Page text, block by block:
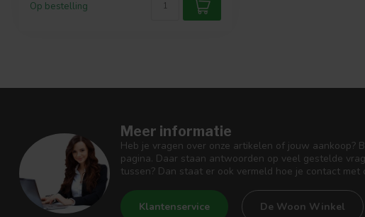
Op bestelling
Meer informatie
Heb je vragen over onze artikelen of jouw aankoop?
pagina. Daar staan antwoorden op veel gestelde
tussen? Dan staat er ook vermeld hoe je contact met
Klantenservice De Woon Winkel